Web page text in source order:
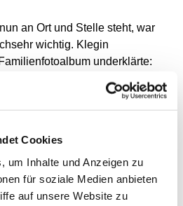
Cookies
um Inhalte und Anzeigen zu
für soziale Medien anbieten
auf unsere Website zu
an Ort und Stelle steht, war
wichtig. Klegin
underklärte:
Seine spätere Patentante feierte
Der heute 57-Jährige
noch lebende Tante kam der
"Die Kirche habe ich schon
wenn ichauf dem Weg zum
ist sie mir sehr nahe